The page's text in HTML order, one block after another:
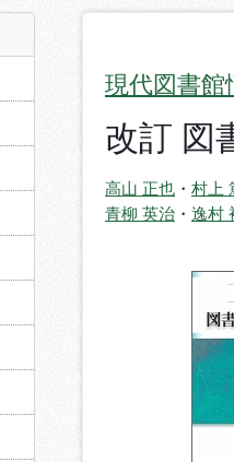
現代図書
改訂 図
高山 正也 ・ 村上
青柳 英治 ・ 逸村